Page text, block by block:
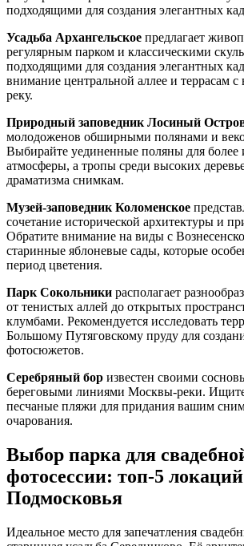
подходящими для создания элегантных
Усадьба Архангельское предлагает
регулярным парком и классическими
подходящими для создания элегантных
внимание центральной аллее и террасам
реку.
Природный заповедник Лосиный
молодоженов обширными полянами и
Выбирайте уединенные поляны для более
атмосферы, а тропы среди высоких
драматизма снимкам.
Музей-заповедник Коломенское
сочетание исторической архитектуры и
Обратите внимание на виды с
старинные яблоневые сады, которые
период цветения.
Парк Сокольники располагает
от тенистых аллей до открытых
клумбами. Рекомендуется исследовать
Большому Путяговскому пруду для
фотосюжетов.
Серебряный бор известен своими
береговыми линиями Москвы-реки.
песчаные пляжи для придания вашим
очарования.
Выбор парка для
фотосессии: топ-5 локаций
Подмосковья
Идеальное место для запечатления